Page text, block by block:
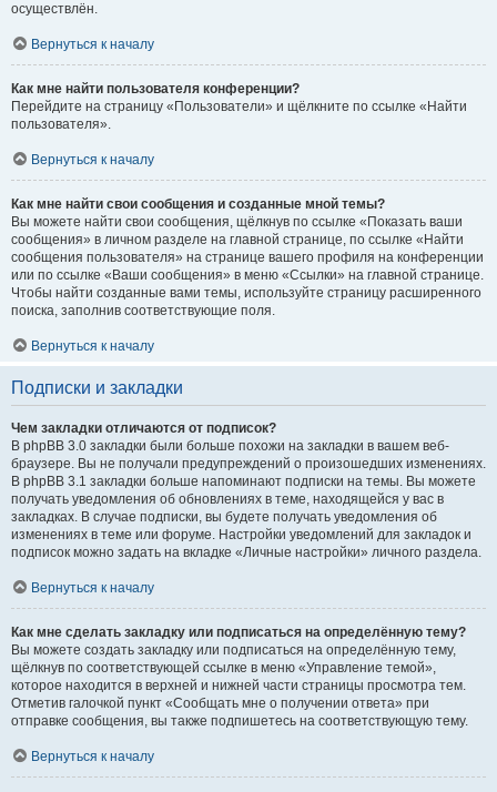
осуществлён.
Вернуться к началу
Как мне найти пользователя конференции?
Перейдите на страницу «Пользователи» и щёлкните по ссылке «Найти
пользователя».
Вернуться к началу
Как мне найти свои сообщения и созданные мной темы?
Вы можете найти свои сообщения, щёлкнув по ссылке «Показать ваши
сообщения» в личном разделе на главной странице, по ссылке «Найти
сообщения пользователя» на странице вашего профиля на конференции
или по ссылке «Ваши сообщения» в меню «Ссылки» на главной странице.
Чтобы найти созданные вами темы, используйте страницу расширенного
поиска, заполнив соответствующие поля.
Вернуться к началу
Подписки и закладки
Чем закладки отличаются от подписок?
В phpBB 3.0 закладки были больше похожи на закладки в вашем веб-
браузере. Вы не получали предупреждений о произошедших изменениях.
В phpBB 3.1 закладки больше напоминают подписки на темы. Вы можете
получать уведомления об обновлениях в теме, находящейся у вас в
закладках. В случае подписки, вы будете получать уведомления об
изменениях в теме или форуме. Настройки уведомлений для закладок и
подписок можно задать на вкладке «Личные настройки» личного раздела.
Вернуться к началу
Как мне сделать закладку или подписаться на определённую тему?
Вы можете создать закладку или подписаться на определённую тему,
щёлкнув по соответствующей ссылке в меню «Управление темой»,
которое находится в верхней и нижней части страницы просмотра тем.
Отметив галочкой пункт «Сообщать мне о получении ответа» при
отправке сообщения, вы также подпишетесь на соответствующую тему.
Вернуться к началу